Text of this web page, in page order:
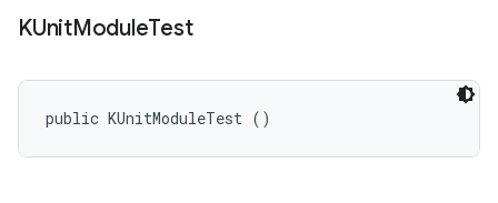
KUnitModuleTest
public KUnitModuleTest ()